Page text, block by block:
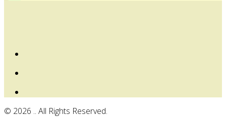
© 2026 .. All Rights Reserved.